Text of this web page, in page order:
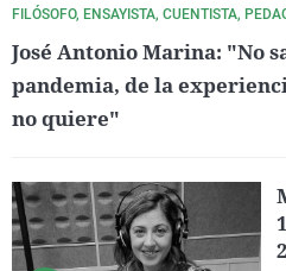
FILÓSOFO, ENSAYISTA, CUENTISTA,
José Antonio Marina: "No
pandemia, de la
no quiere"